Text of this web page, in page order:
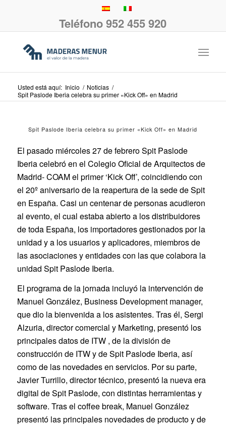
Teléfono 952 455 920
Usted está aquí: Inicio / Noticias /
Spit Paslode Iberia celebra su primer «Kick Off» en Madrid
Spit Paslode Iberia celebra su primer «Kick Off» en Madrid
El pasado miércoles 27 de febrero Spit Paslode
Iberia celebró en el Colegio Oficial de Arquitectos de
Madrid- COAM el primer ‘Kick Off’, coincidiendo con
el 20º aniversario de la reapertura de la sede de Spit
en España. Casi un centenar de personas acudieron
al evento, el cual estaba abierto a los distribuidores
de toda España, los importadores gestionados por la
unidad y a los usuarios y aplicadores, miembros de
las asociaciones y entidades con las que colabora la
unidad Spit Paslode Iberia.
El programa de la jornada incluyó la intervención de
Manuel González, Business Development manager,
que dio la bienvenida a los asistentes. Tras él, Sergi
Alzuria, director comercial y Marketing, presentó los
principales datos de ITW , de la división de
construcción de ITW y de Spit Paslode Iberia, así
como de las novedades en servicios. Por su parte,
Javier Turrillo, director técnico, presentó la nueva era
digital de Spit Paslode, con distintas herramientas y
software. Tras el coffee break, Manuel González
presentó las principales novedades de producto y de